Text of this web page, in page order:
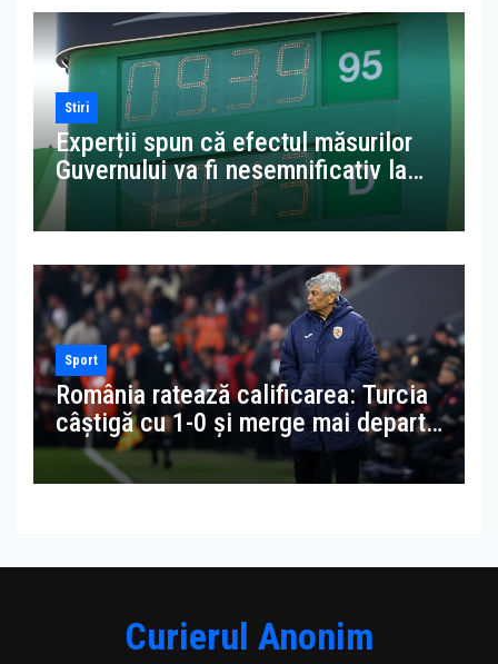
Stiri
Experții spun că efectul măsurilor
Guvernului va fi nesemnificativ la
pompă. Avem benzină mai scumpă
decât în Suedia
Sport
România ratează calificarea: Turcia
câștigă cu 1-0 și merge mai departe
în finala pentru Cupa Mondială 2026
Curierul Anonim